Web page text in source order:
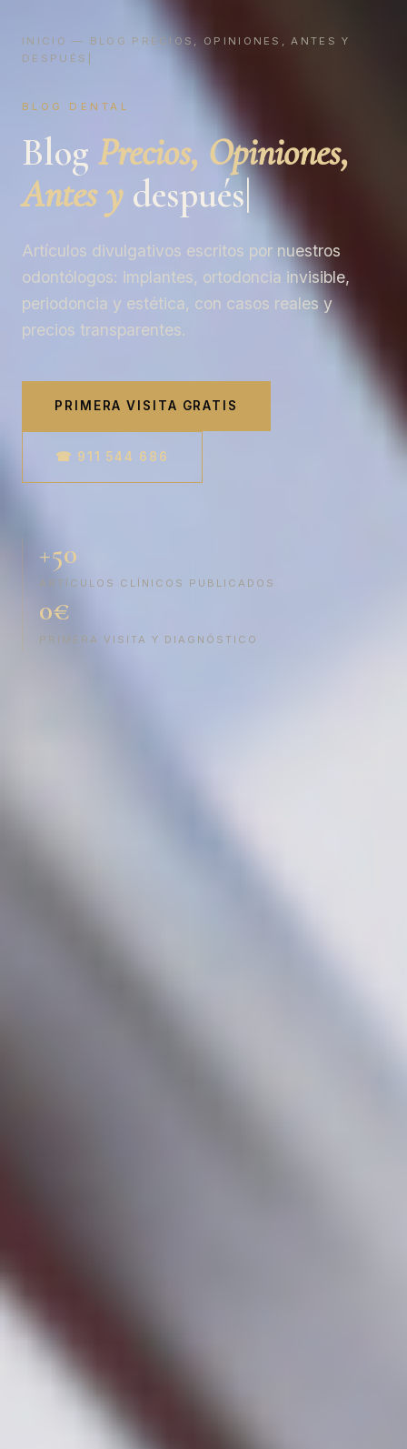
INICIO — BLOG PRECIOS, OPINIONES, ANTES Y
DESPUÉS|
BLOG DENTAL
Blog Precios, Opiniones,
Antes y después|
Artículos divulgativos escritos por nuestros
odontólogos: implantes, ortodoncia invisible,
periodoncia y estética, con casos reales y
precios transparentes.
PRIMERA VISITA GRATIS
☎ 911 544 686
+50
ARTÍCULOS CLÍNICOS PUBLICADOS
0€
PRIMERA VISITA Y DIAGNÓSTICO